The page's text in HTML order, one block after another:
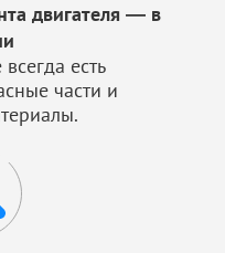
двигателя — в
есть
части и